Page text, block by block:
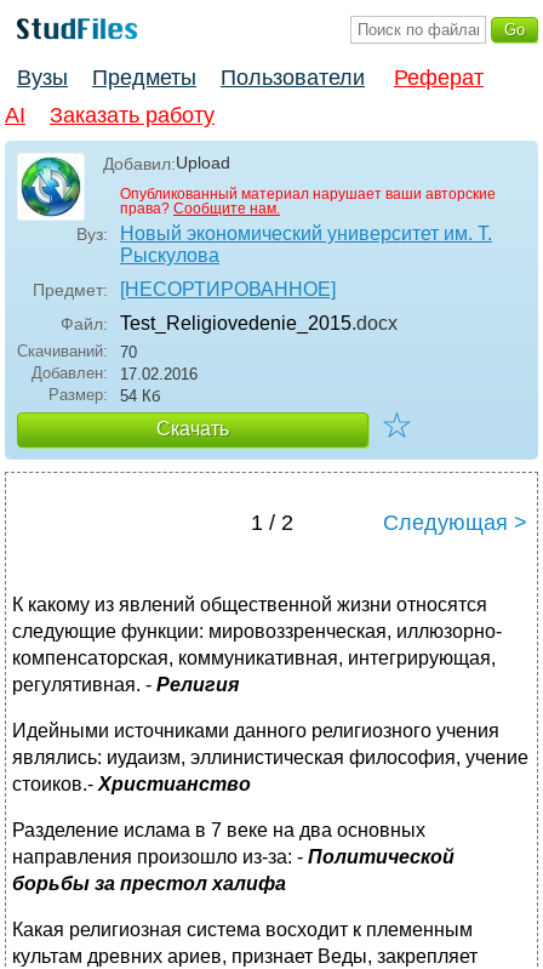
Вузы Предметы Пользователи
Реферат
AI
Заказать работу
Добавил:Upload
Опубликованный материал нарушает ваши авторские
права? Сообщите нам.
Вуз:
Новый экономический университет им. Т.
Рыскулова
Предмет: [НЕСОРТИРОВАННОЕ]
Файл: Test_Religiovedenie_2015.docx
Скачиваний:
70
Добавлен:
17.02.2016
Размер:
54 Кб
Скачать ☆
1 / 2 Следующая >
К какому из явлений общественной жизни относятся
следующие функции: мировоззренческая, иллюзорно-
компенсаторская, коммуникативная, интегрирующая,
регулятивная. - Религия
Идейными источниками данного религиозного учения
являлись: иудаизм, эллинистическая философия, учение
стоиков.- Христианство
Разделение ислама в 7 веке на два основных
направления произошло из-за: - Политической
борьбы за престол халифа
Какая религиозная система восходит к племенным
культам древних ариев, признает Веды, закрепляет